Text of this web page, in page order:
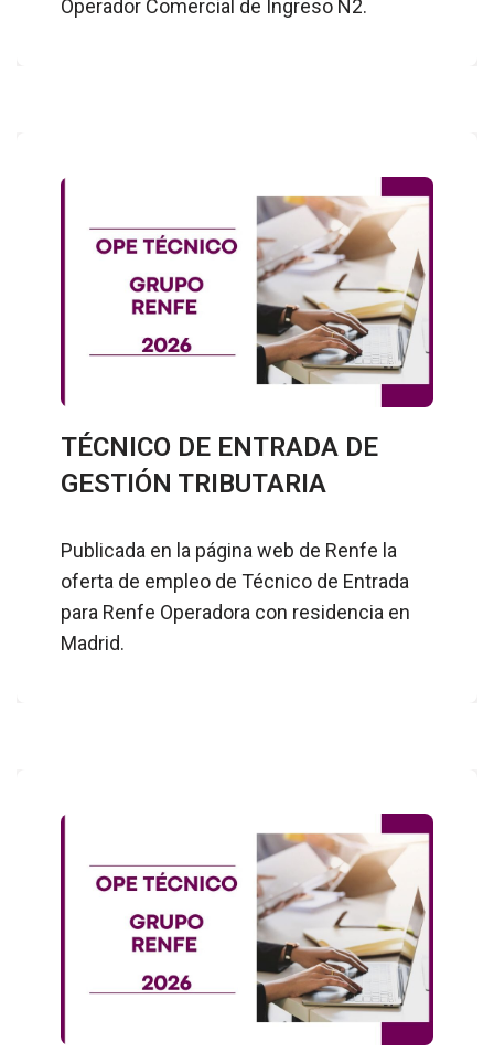
Operador Comercial de Ingreso N2.
TÉCNICO DE ENTRADA DE
GESTIÓN TRIBUTARIA
Publicada en la página web de Renfe la
oferta de empleo de Técnico de Entrada
para Renfe Operadora con residencia en
Madrid.